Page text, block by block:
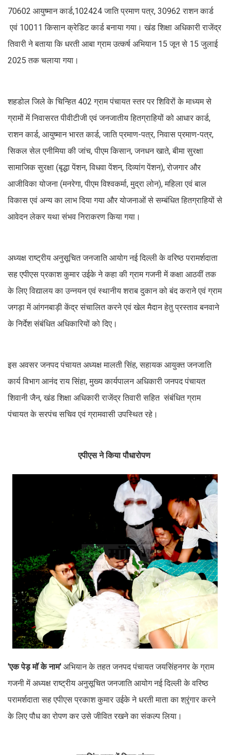
70602 आयुष्मान कार्ड,102424 जाति प्रमाण पत्र, 30962 राशन कार्ड
एवं 10011 किसान क्रेडिट कार्ड बनाया गया। खंड शिक्षा अधिकारी राजेंद्र
तिवारी ने बताया कि धरती आबा ग्राम उत्कर्ष अभियान 15 जून से 15 जुलाई
2025 तक चलाया गया।
शहडोल जिले के चिन्हित 402 ग्राम पंचायत स्तर पर शिविरों के माध्यम से
ग्रामों में निवासरत पीवीटीजी एवं जनजातीय हितग्राहियों को आधार कार्ड,
राशन कार्ड, आयुष्मान भारत कार्ड, जाति प्रमाण-पत्र, निवास प्रमाण-पत्र,
सिकल सेल एनीमिया की जांच, पीएम किसान, जनधन खाते, बीमा सुरक्षा
सामाजिक सुरक्षा (बृद्धा पेंशन, विधवा पेंशन, दिव्यांग पेंशन), रोजगार और
आजीविका योजना (मनरेगा, पीएम विश्वकर्मा, मुद्रा लोन), महिला एवं बाल
विकास एवं अन्य का लाभ दिया गया और योजनाओं से सम्बंधित हितग्राहियों से
आवेदन लेकर यथा संभव निराकरण किया गया।
अध्यक्ष राष्ट्रीय अनुसूचित जनजाति आयोग नई दिल्ली के वरिष्ठ परामर्शदाता
सह एपीएस प्रकाश कुमार उईके ने कहा की ग्राम गजनी में कक्षा आठवीं तक
के लिए विद्यालय का उन्नयन एवं स्थानीय शराब दुकान को बंद कराने एवं ग्राम
जगड़ा में आंगनबाड़ी केंद्र संचालित करने एवं खेल मैदान हेतु प्रस्ताव बनवाने
के निर्देश संबंधित अधिकारियों को दिए।
इस अवसर जनपद पंचायत अध्यक्ष मालती सिंह, सहायक आयुक्त जनजाति
कार्य विभाग आनंद राय सिंहा, मुख्य कार्यपालन अधिकारी जनपद पंचायत
शिवानी जैन, खंड शिक्षा अधिकारी राजेंद्र तिवारी सहित संबंधित ग्राम
पंचायत के सरपंच सचिव एवं ग्रामवासी उपस्थित रहे।
एपीएस ने किया पौधारोपण
'एक पेड़ मॉ के नाम' अभियान के तहत जनपद पंचायत जयसिंहनगर के ग्राम
गजनी में अध्यक्ष राष्ट्रीय अनुसूचित जनजाति आयोग नई दिल्ली के वरिष्ठ
परामर्शदाता सह एपीएस प्रकाश कुमार उईके ने धरती माता का श्रृंगार करने
के लिए पौध का रोपण कर उसे जीवित रखने का संकल्प लिया।